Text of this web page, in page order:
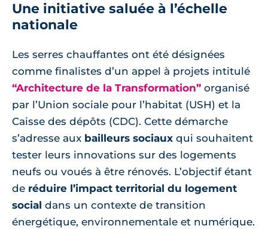
Une initiative saluée à l’échelle
nationale
Les serres chauffantes ont été désignées
comme finalistes d’un appel à projets intitulé
“Architecture de la Transformation” organisé
par l’Union sociale pour l’habitat (USH) et la
Caisse des dépôts (CDC). Cette démarche
s’adresse aux bailleurs sociaux qui souhaitent
tester leurs innovations sur des logements
neufs ou voués à être rénovés. L’objectif étant
de réduire l’impact territorial du logement
social dans un contexte de transition
énergétique, environnementale et numérique.